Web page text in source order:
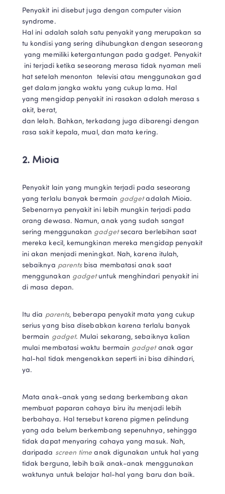
Penyakit ini disebut juga dengan computer vision
syndrome.
Hal ini adalah salah satu penyakit yang merupakan sa
tu kondisi yang sering dihubungkan dengan seseorang
yang memiliki ketergantungan pada gadget. Penyakit
ini terjadi ketika seseorang merasa tidak nyaman meli
hat setelah menonton  televisi atau menggunakan gad
get dalam jangka waktu yang cukup lama. Hal
yang mengidap penyakit ini rasakan adalah merasa s
akit, berat,
dan lelah. Bahkan, terkadang juga dibarengi dengan
rasa sakit kepala, mual, dan mata kering.
2. Mioia
Penyakit lain yang mungkin terjadi pada seseorang
yang terlalu banyak bermain gadget adalah Mioia.
Sebenarnya penyakit ini lebih mungkin terjadi pada
orang dewasa. Namun, anak yang sudah sangat
sering menggunakan gadget secara berlebihan saat
mereka kecil, kemungkinan mereka mengidap penyakit
ini akan menjadi meningkat. Nah, karena itulah,
sebaiknya parents bisa membatasi anak saat
menggunakan gadget untuk menghindari penyakit ini
di masa depan.
Itu dia parents, beberapa penyakit mata yang cukup
serius yang bisa disebabkan karena terlalu banyak
bermain gadget. Mulai sekarang, sebaiknya kalian
mulai membatasi waktu bermain gadget anak agar
hal-hal tidak mengenakkan seperti ini bisa dihindari,
ya.
Mata anak-anak yang sedang berkembang akan
membuat paparan cahaya biru itu menjadi lebih
berbahaya. Hal tersebut karena pigmen pelindung
yang ada belum berkembang sepenuhnya, sehingga
tidak dapat menyaring cahaya yang masuk. Nah,
daripada screen time anak digunakan untuk hal yang
tidak berguna, lebih baik anak-anak menggunakan
waktunya untuk belajar hal-hal yang baru dan baik.